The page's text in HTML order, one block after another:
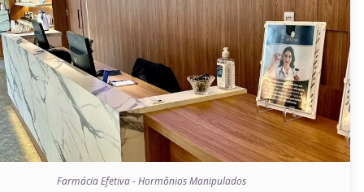
Farmácia Efetiva - Hormônios Manipulados